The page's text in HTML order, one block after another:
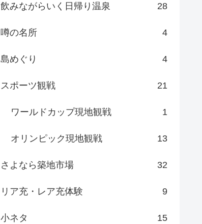
飲みながらいく日帰り温泉 28
噂の名所 4
島めぐり 4
スポーツ観戦 21
ワールドカップ現地観戦 1
オリンピック現地観戦 13
さよなら築地市場 32
リア充・レア充体験 9
小ネタ 15